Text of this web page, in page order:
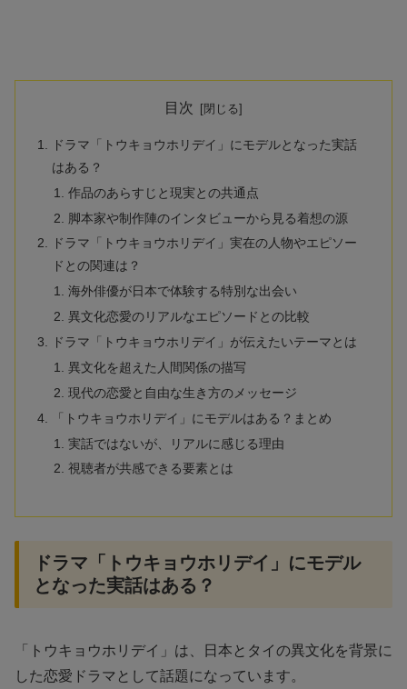
目次
ドラマ「トウキョウホリデイ」にモデルとなった実話
はある？
作品のあらすじと現実との共通点
脚本家や制作陣のインタビューから見る着想の源
ドラマ「トウキョウホリデイ」実在の人物やエピソー
ドとの関連は？
海外俳優が日本で体験する特別な出会い
異文化恋愛のリアルなエピソードとの比較
ドラマ「トウキョウホリデイ」が伝えたいテーマとは
異文化を超えた人間関係の描写
現代の恋愛と自由な生き方のメッセージ
「トウキョウホリデイ」にモデルはある？まとめ
実話ではないが、リアルに感じる理由
視聴者が共感できる要素とは
ドラマ「トウキョウホリデイ」にモデル
となった実話はある？
「トウキョウホリデイ」は、日本とタイの異文化を背景に
した恋愛ドラマとして話題になっています。